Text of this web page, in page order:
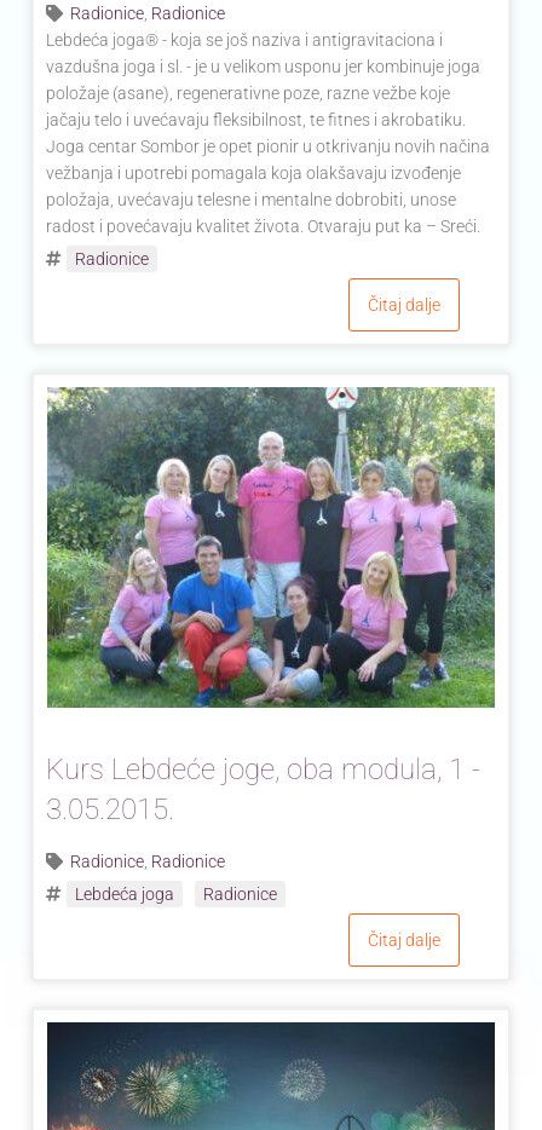
Radionice Radionice
Lebdeća joga® - koja se još naziva i antigravitaciona i
vazdušna joga i sl. - je u velikom usponu jer kombinuje joga
položaje (asane), regenerativne poze, razne vežbe koje
jačaju telo i uvećavaju fleksibilnost, te fitnes i akrobatiku.
Joga centar Sombor je opet pionir u otkrivanju novih načina
vežbanja i upotrebi pomagala koja olakšavaju izvođenje
položaja, uvećavaju telesne i mentalne dobrobiti, unose
radost i povećavaju kvalitet života. Otvaraju put ka – Sreći.
Radionice
Čitaj dalje
Kurs Lebdeće joge, oba modula, 1 -
3.05.2015.
Radionice Radionice
Lebdeća joga
Radionice
Čitaj dalje